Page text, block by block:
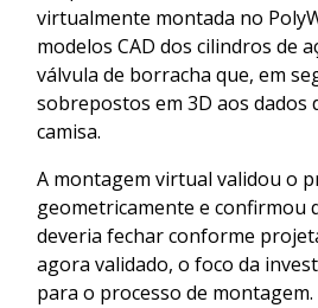
virtualmente montada no
modelos CAD dos cilindros de
válvula de borracha que, em
sobrepostos em 3D aos dados
camisa.
A montagem virtual validou o
geometricamente e confirmou
deveria fechar conforme
agora validado, o foco da
para o processo de montagem.